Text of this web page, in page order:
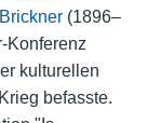
(1896–
Konferenz
kulturellen
befasste.